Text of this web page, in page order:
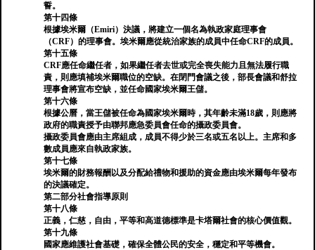
誓。
第十四條
根據埃米爾（Emiri）決議，將建立一個名為執政家庭理事會
（CRF）的理事會。埃米爾應從統治家族的成員中任命CRF的成員。
第十五條
CRF應任命繼任者，如果繼任者去世或完全喪失能力且無法履行職
責，則應填補埃米爾職位的空缺。在閉門會議之後，部長會議和舒拉
理事會將宣布空缺，並任命國家埃米爾王儲。
第十六條
根據公曆，當王儲被任命為國家埃米爾時，其年齡未滿18歲，則應將
政府的職責授予由聯邦應急委員會任命的攝政委員會。
攝政委員會應由主席組成，成員不得少於三名或五名以上。主席和多
數成員應來自執政家族。
第十七條
埃米爾的財務報酬以及分配給禮物和援助的資金應由埃米爾每年發布
的決議確定。
第二部分社會指導原則
第十八條
正義，仁慈，自由，平等和高道德標準是卡塔爾社會的核心價值觀。
第十九條
國家應維護社會基礎，確保全體公民的安全，穩定和平等機會。